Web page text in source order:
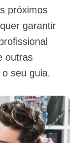
próximos
garantir
outras
seu guia.